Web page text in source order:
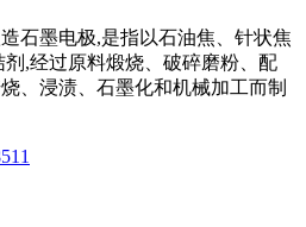
石墨电极,是指以石油焦、针状焦
,经过原料煅烧、破碎磨粉、配
、浸渍、石墨化和机械加工而制